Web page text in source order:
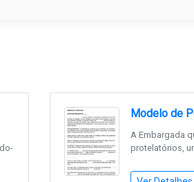
Modelo de
A Embargada
protelatórios,